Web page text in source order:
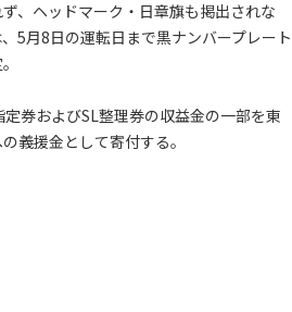
、ヘッドマーク・日章旗も掲出されな
5月8日の運転日まで黒ナンバープレート
券およびSL整理券の収益金の一部を東
義援金として寄付する。